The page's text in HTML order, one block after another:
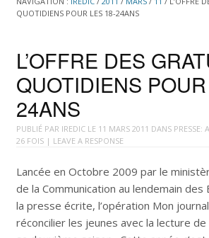
QUOTIDIENS POUR LES 18-24ANS
L’OFFRE DES
QUOTIDIENS
24ANS
PUBLIÉ PAR IREDICLE 11 MARS 2011 DANS PRESSE:
26 FOIS | LEAVE A RESPONSE
Lancée en Octobre 2009 par le
de la Communication au lendemain
la presse écrite, l’opération Mon
réconcilier les jeunes avec la lecture